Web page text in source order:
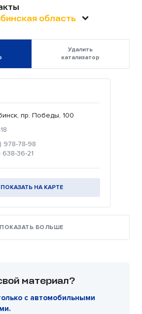
область
Удалить
катализатор
пр. Победы, 100
978-78-98
638-36-21
ПОКАЗАТЬ НА КАРТЕ
ПОКАЗАТЬ БОЛЬШЕ
материал?
с автомобильными